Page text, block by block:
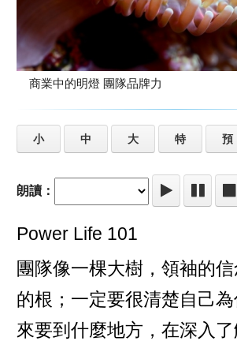
商業中的明燈 團隊品牌力
小 中 大 特 預
朗讀：
Power Life 101
團隊像一棵大樹，領袖的
的根；一定要很清楚自己
來要到什麼地方，在深入